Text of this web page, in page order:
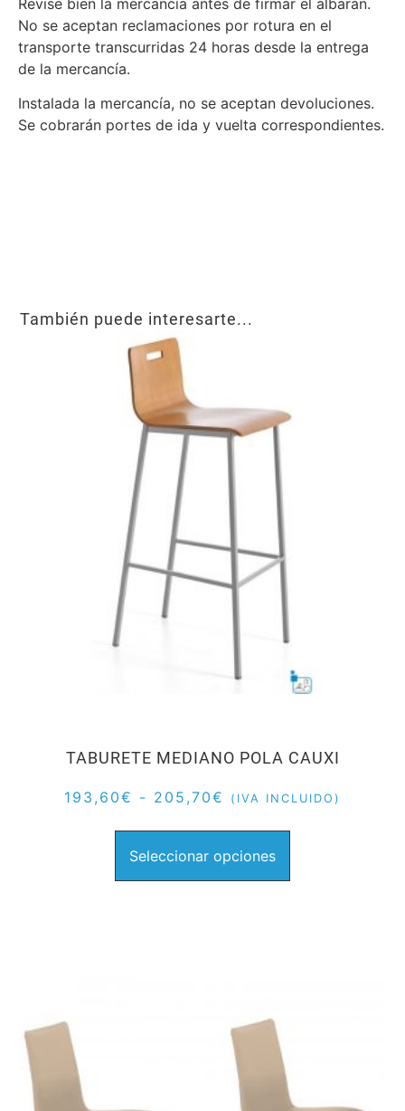
No se aceptan reclamaciones por rotura en el
transporte transcurridas 24 horas desde la entrega
de la mercancía.
Instalada la mercancía, no se aceptan devoluciones.
Se cobrarán portes de ida y vuelta correspondientes.
También puede interesarte...
TABURETE MEDIANO POLA CAUXI
193,60€ - 205,70€ (IVA INCLUIDO)
Seleccionar opciones